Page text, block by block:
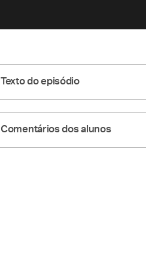
Texto do episódio
Comentários dos alunos